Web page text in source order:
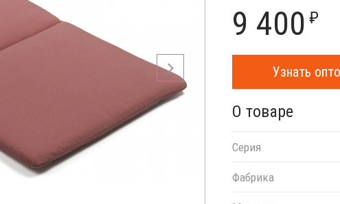
9 400 ₽
Узнать
О товаре
Серия
Фабрика